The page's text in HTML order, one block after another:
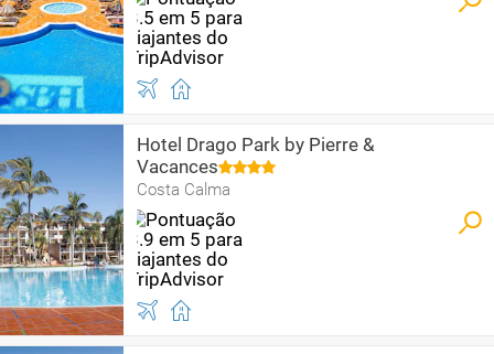
Hotel Drago Park by Pierre &
Vacances
Costa Calma